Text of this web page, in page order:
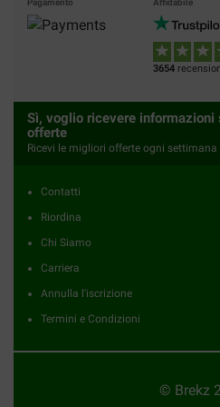
3654
Sì, voglio ricevere informazioni
offerte
Ricevi le migliori offerte ogni settimana
Contatti
Riordina
Chi Siamo
Carriera
Annulla l'iscrizione
Termini e Condizioni
© Brekz